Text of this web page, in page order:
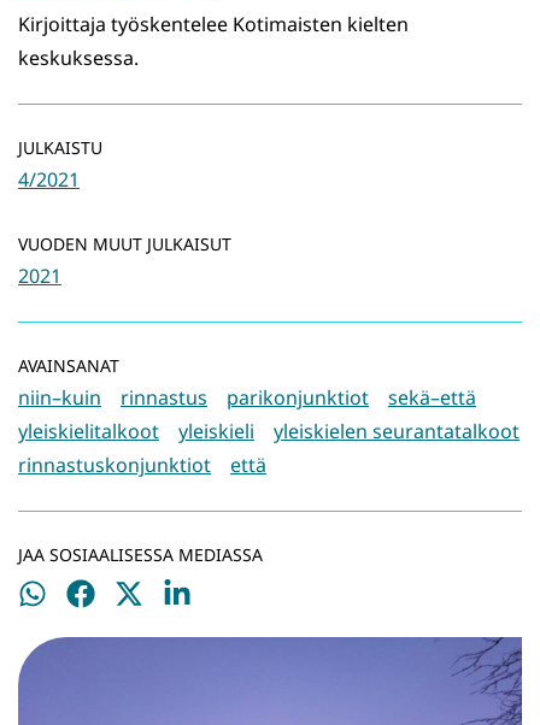
Kirjoittaja työskentelee Kotimaisten kielten
keskuksessa.
JULKAISTU
4/2021
VUODEN MUUT JULKAISUT
2021
AVAINSANAT
niin–kuin rinnastus parikonjunktiot
sekä–että
yleiskielitalkoot
yleiskieli
yleiskielen seurantatalkoot
rinnastuskonjunktiot
että
JAA SOSIAALISESSA MEDIASSA
Jaa
Jaa
Jaa
Jaa